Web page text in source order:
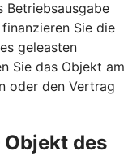
Betriebsausgabe
Sie die
geleasten
Sie das Objekt am
oder den Vertrag
des